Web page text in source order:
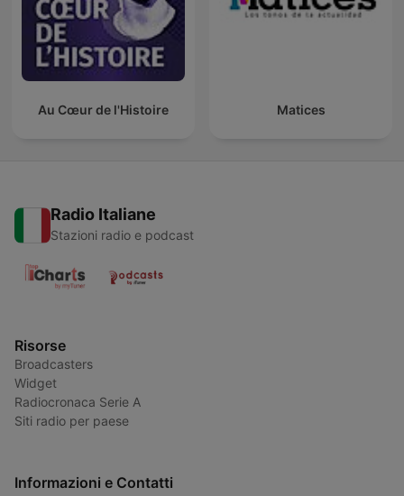
Au Cœur de l'Histoire Matices
Radio Italiane
Stazioni radio e podcast
Risorse
Broadcasters
Widget
Radiocronaca Serie A
Siti radio per paese
Informazioni e Contatti